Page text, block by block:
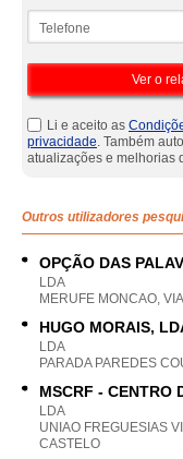
Li e aceito as
privacidade. Também
atualizações e melhorias
Outros utilizadores
OPÇÃO DAS
LDA
MERUFE MONCAO,
HUGO MORAIS,
LDA
PARADA PAREDES
MSCRF - CENTRO
LDA
UNIAO FREGUESIAS
CASTELO